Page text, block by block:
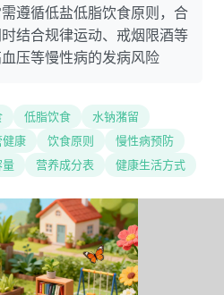
遵循低盐低脂饮食原则，合
结合规律运动、戒烟限酒等
压等慢性病的发病风险
低脂饮食
水钠潴留
健康 饮食原则
慢性病预防
量 营养成分表 健康生活方式